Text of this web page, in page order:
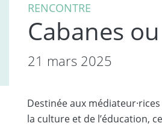
RENCONTRE
Cabanes
21 mars 2025
Destinée aux
la culture et de lʼéducation,